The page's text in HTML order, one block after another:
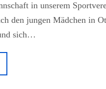
in unserem
den jungen Mädchen in
sich…